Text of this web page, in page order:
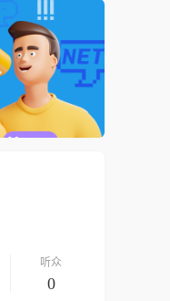
听众
0